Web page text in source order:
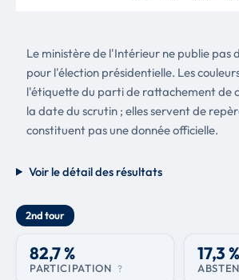
Le ministère de l'Intérieur ne publie pas
pour l'élection présidentielle. Les
l'étiquette du parti de rattachement de
la date du scrutin ; elles servent de
constituent pas une donnée officielle.
Voir le détail des résultats
2nd tour
82,7 %
PARTICIPATION ?
17,3 %